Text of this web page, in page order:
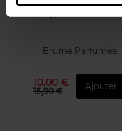
Brume Parfumée
10,00 €
15,90 € Ajouter